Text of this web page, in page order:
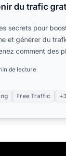
du trafic
secrets pour
et générer du
comment des
de lecture
Free Traffic +3
inexploités pour